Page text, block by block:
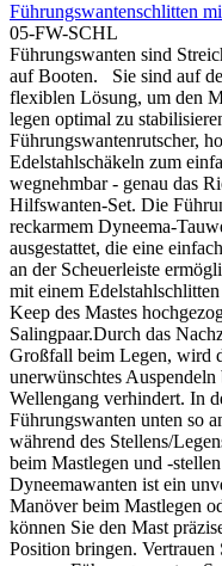
Führungswantenschlitten
05-FW-SCHL
Führungswanten sind
auf Booten. Sie sind auf
flexiblen Lösung, um den
legen optimal zu
Führungswantenrutscher,
Edelstahlschäkeln zum
wegnehmbar - genau das
Hilfswanten-Set. Die
reckarmem Dyneema-
ausgestattet, die eine
an der Scheuerleiste
mit einem
Keep des Mastes
Salingpaar.Durch das
Großfall beim Legen, wird
unerwünschtes
Wellengang verhindert. In
Führungswanten unten so
während des Stellens/
beim Mastlegen und -
Dyneemawanten ist ein
Manöver beim Mastlegen
können Sie den Mast
Position bringen.